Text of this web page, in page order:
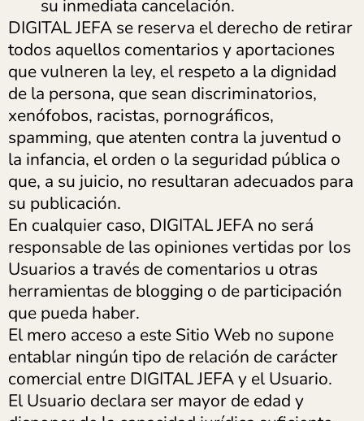
su inmediata cancelación.
DIGITAL JEFA se reserva el derecho de retirar
todos aquellos comentarios y aportaciones
que vulneren la ley, el respeto a la dignidad
de la persona, que sean discriminatorios,
xenófobos, racistas, pornográficos,
spamming, que atenten contra la juventud o
la infancia, el orden o la seguridad pública o
que, a su juicio, no resultaran adecuados para
su publicación.
En cualquier caso, DIGITAL JEFA no será
responsable de las opiniones vertidas por los
Usuarios a través de comentarios u otras
herramientas de blogging o de participación
que pueda haber.
El mero acceso a este Sitio Web no supone
entablar ningún tipo de relación de carácter
comercial entre DIGITAL JEFA y el Usuario.
El Usuario declara ser mayor de edad y